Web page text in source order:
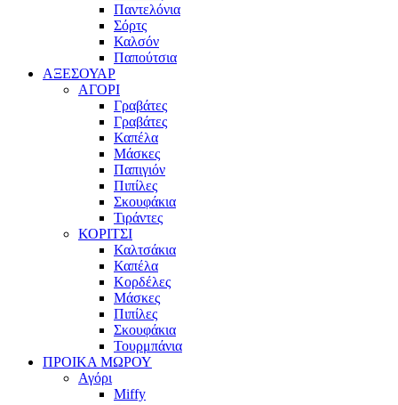
Παντελόνια
Σόρτς
Καλσόν
Παπούτσια
ΑΞΕΣΟΥΑΡ
ΑΓΟΡΙ
Γραβάτες
Γραβάτες
Καπέλα
Μάσκες
Παπιγιόν
Πιπίλες
Σκουφάκια
Τιράντες
ΚΟΡΙΤΣΙ
Καλτσάκια
Καπέλα
Κορδέλες
Μάσκες
Πιπίλες
Σκουφάκια
Τουρμπάνια
ΠΡΟΙΚΑ ΜΩΡΟΥ
Αγόρι
Miffy